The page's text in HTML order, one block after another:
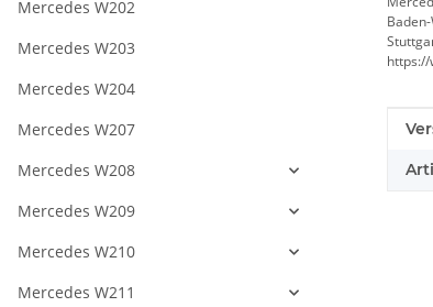
https://
Mercedes W202
Mercedes W203
Mercedes W204
Mercedes W207
Mercedes W208
Mercedes W209
Mercedes W210
Mercedes W211